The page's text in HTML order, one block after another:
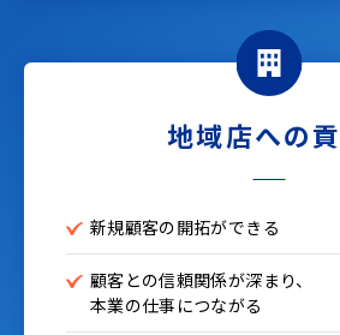
地域店への
新規顧客の開拓ができる
顧客との信頼関係が深まり、
本業の仕事につながる